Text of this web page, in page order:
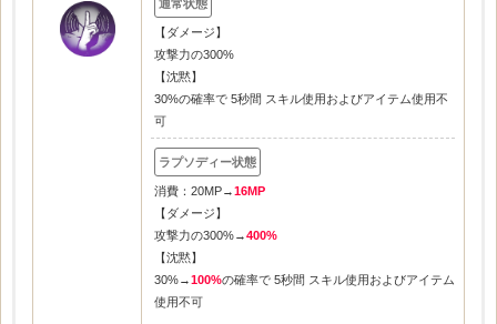
【ダメージ】
攻撃力の300%
【沈黙】
30%の確率で 5秒間 スキル使用およびアイテム使用不
可
消費：20MP→16MP
【ダメージ】
攻撃力の300%→400%
【沈黙】
30%→100%の確率で 5秒間 スキル使用およびアイテム
使用不可